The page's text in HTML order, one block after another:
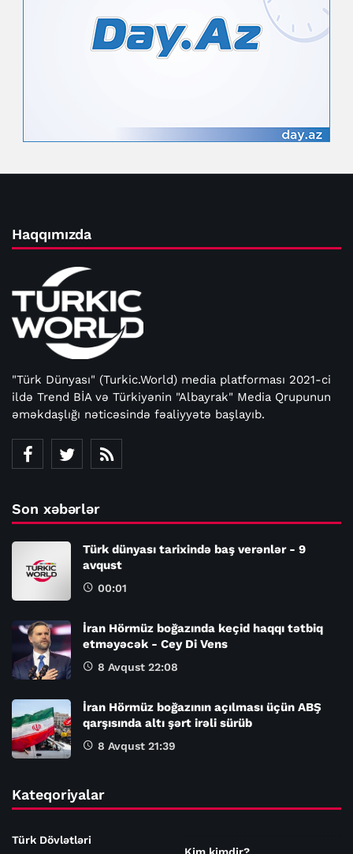
Haqqımızda
"Türk Dünyası" (Turkic.World) media platforması 2021-ci
ildə Trend BİA və Türkiyənin "Albayrak" Media Qrupunun
əməkdaşlığı nəticəsində fəaliyyətə başlayıb.
Son xəbərlər
Türk dünyası tarixində baş verənlər - 9
avqust
00:01
İran Hörmüz boğazında keçid haqqı tətbiq
etməyəcək - Cey Di Vens
8 Avqust 22:08
İran Hörmüz boğazının açılması üçün ABŞ
qarşısında altı şərt irəli sürüb
8 Avqust 21:39
Kateqoriyalar
Türk Dövlətləri